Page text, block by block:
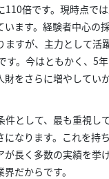
110倍です。現時点で
います。経験者中心の
ますが、主力として活
す。今はともかく、5
財をさらに増やしてい
件として、最も重視し
になります。これを持
が長く多数の実績を挙
だからです。